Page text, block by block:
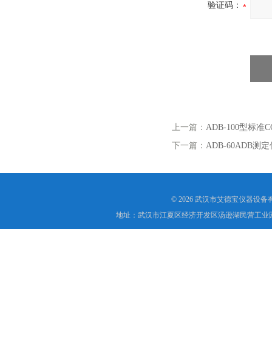
验证码：
上一篇： ADB-100型标准
下一篇： ADB-60ADB测定
© 2026 武汉市艾德宝仪器设备
地址：武汉市江夏区经济开发区汤逊湖民营工业